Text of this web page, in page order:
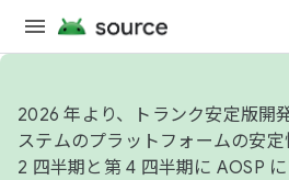
2026 年より、トランク安定版開
ステムのプラットフォームの安
2 四半期と第 4 四半期に AOSP